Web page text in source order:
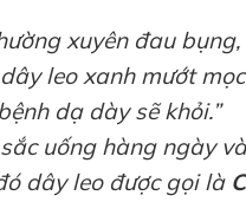
xuyên đau
leo xanh mướt
dạ dày sẽ khỏi.”
uống hàng ngày
dây leo được gọi là